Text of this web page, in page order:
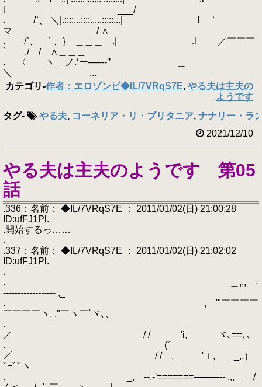
l ___/
. /`、 ＼|.::::...::::.....:::::...| l `
マ / ∧
. /`、 ` 、} ＿＿＿ .| .l ／￣￣￣
` ./ / ∧＿＿＿
. 〈 ヽ__ノ.‘ー──‐‐'’ ＿
＼ ...
カテゴリ-作者：エロゾンビ◆IL/7VRqS7E, やる夫は主夫の
ようです
タグ- やる夫, コーネリア・リ・ブリタニア, ナナリー・ラ
2021/12/10
やる夫は主夫のようです 第05
話
.336：名前： ◆IL/7VRqS7E ： 2011/01/02(日) 21:00:28
ID:ufFJ1Pl.
.開始するっ……
.
.337：名前： ◆IL/7VRqS7E ： 2011/01/02(日) 21:02:02
ID:ufFJ1Pl.
.
. ＿,,, -
------------------ ,_
. , '"￣￣￣￣
￣￣￣￣ヽ, ,"￣ヽ￣`ヾ､、
.
／ / / 'i, ヾ､==､､
. (ﾞ
／ / / ,＿ 'ｉ, ＿_,,）
ﾞｰﾞﾞヽ
. _, -‐,‐'=======────-- ,,,＿＿/